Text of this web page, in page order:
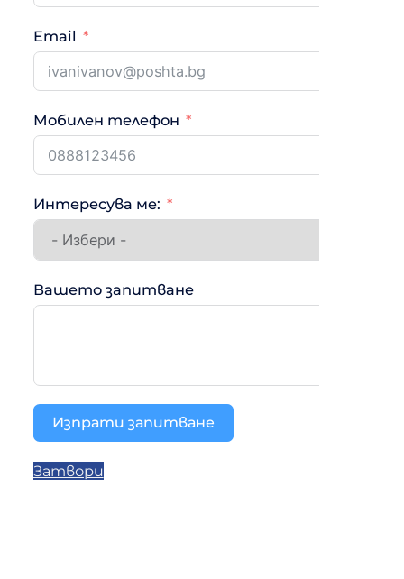
Email
Мобилен телефон
Интересува ме:
Вашето запитване
Изпрати запитване
Затвори